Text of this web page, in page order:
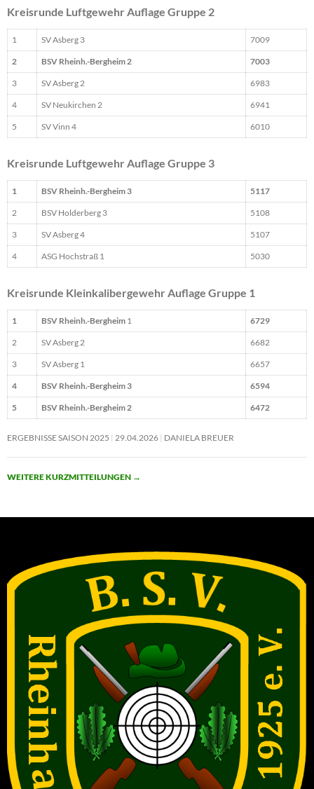
Kreisrunde Luftgewehr Auflage Gruppe 2
1 SV Asberg 3 7009
2 BSV Rheinh.-Bergheim 2 7003
3 SV Asberg 2 6983
4 SV Neukirchen 2 6941
5 SV Vinn 4 6010
Kreisrunde Luftgewehr Auflage Gruppe 3
1 BSV Rheinh.-Bergheim 3 5117
2 BSV Holderberg 3 5108
3 SV Asberg 4 5107
4 ASG Hochstraß 1 5030
Kreisrunde Kleinkalibergewehr Auflage Gruppe 1
1 BSV Rheinh.-Bergheim 1 6729
2 SV Asberg 2 6682
3 SV Asberg 1 6657
4 BSV Rheinh.-Bergheim 3 6594
5 BSV Rheinh.-Bergheim 2 6472
ERGEBNISSE SAISON 2025 29.04.2026 DANIELA BREUER
WEITERE KURZMITTEILUNGEN →